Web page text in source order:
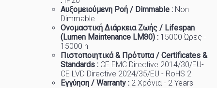
Αυξομειούμενη Ροή / Dimmable : Non
Dimmable
Ονομαστική Διάρκεια Ζωής / Lifespan
(Lumen Maintenance LM80) : 15000 Ώρες -
15000 h
Πιστοποιητικά & Πρότυπα / Certificates &
Standards : CE EMC Directive 2014/30/EU-
CE LVD Directive 2024/35/EU - RoHS 2
Εγγύηση / Warranty : 2 Χρόνια - 2 Years